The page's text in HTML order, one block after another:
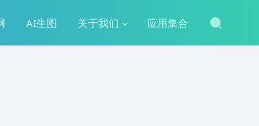
AI生图 关于我们 应用集合